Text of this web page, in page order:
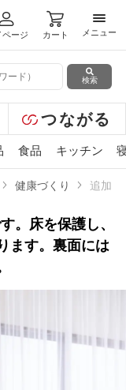
ページ カート
メニ
メニュー
検索
つながる
食品 キッチン
健康づくり 追加用
。床を保護し、
ます。裏面には